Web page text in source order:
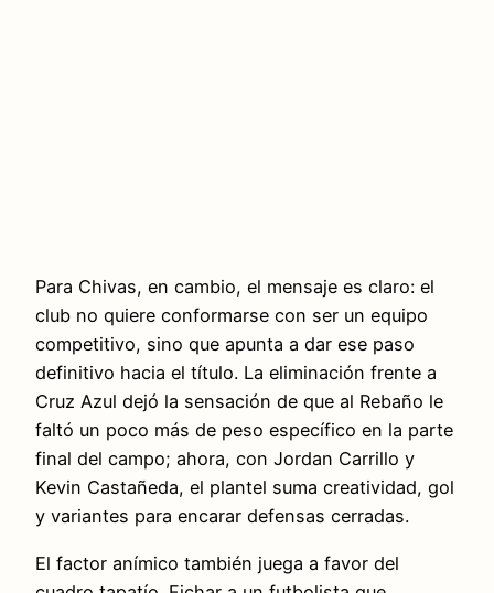
Para Chivas, en cambio, el mensaje es claro: el
club no quiere conformarse con ser un equipo
competitivo, sino que apunta a dar ese paso
definitivo hacia el título. La eliminación frente a
Cruz Azul dejó la sensación de que al Rebaño le
faltó un poco más de peso específico en la parte
final del campo; ahora, con Jordan Carrillo y
Kevin Castañeda, el plantel suma creatividad, gol
y variantes para encarar defensas cerradas.
El factor anímico también juega a favor del